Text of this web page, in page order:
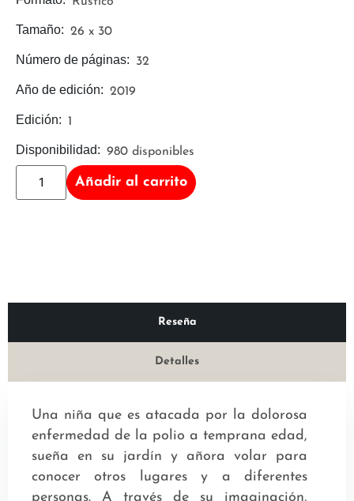
Añadir al carrito
Disponibilidad: 980 disponibles
Edición: 1
Año de edición: 2019
Número de páginas: 32
Tamaño: 26 x 30
Reseña
Detalles
Una niña que es atacada por la dolorosa
enfermedad de la polio a temprana edad,
sueña en su jardín y añora volar para
conocer otros lugares y a diferentes
personas. A través de su imaginación,